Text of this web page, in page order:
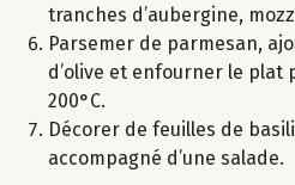
tranches d’aubergine,
Parsemer de parmesan,
d’olive et enfourner le plat
200°C.
Décorer de feuilles de
accompagné d’une salade.